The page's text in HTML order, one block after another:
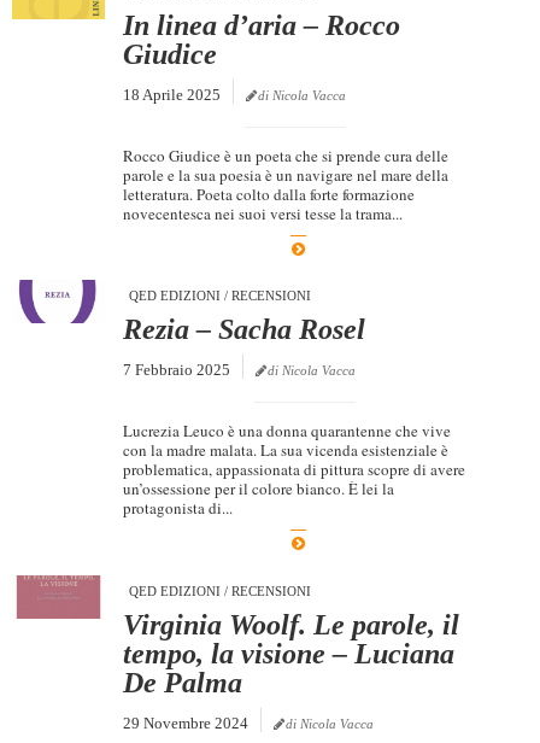
In linea d’aria – Rocco
Giudice
18 Aprile 2025 di Nicola Vacca
Rocco Giudice è un poeta che si prende cura delle
parole e la sua poesia è un navigare nel mare della
letteratura. Poeta colto dalla forte formazione
novecentesca nei suoi versi tesse la trama...
QED EDIZIONI / RECENSIONI
Rezia – Sacha Rosel
7 Febbraio 2025 di Nicola Vacca
Lucrezia Leuco è una donna quarantenne che vive
con la madre malata. La sua vicenda esistenziale è
problematica, appassionata di pittura scopre di avere
un’ossessione per il colore bianco. È lei la
protagonista di...
QED EDIZIONI / RECENSIONI
Virginia Woolf. Le parole, il
tempo, la visione – Luciana
De Palma
29 Novembre 2024 di Nicola Vacca